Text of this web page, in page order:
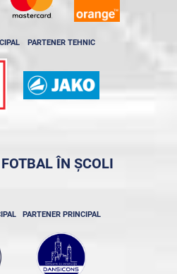
PARTENER TEHNIC
ÎN ȘCOLI
PARTENER PRINCIPAL